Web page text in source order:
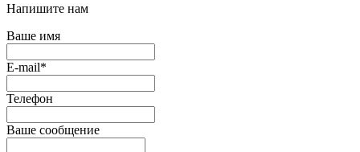
Напишите нам
Ваше имя
E-mail*
Телефон
Ваше сообщение